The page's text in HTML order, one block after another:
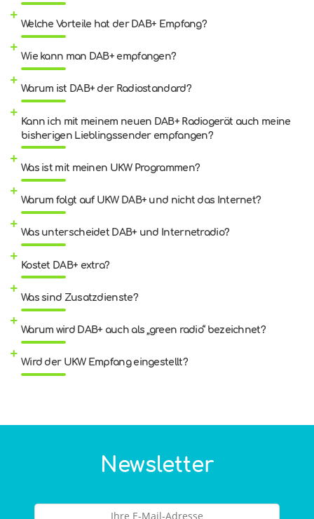
Welche Vorteile hat der DAB+ Empfang?
Wie kann man DAB+ empfangen?
Warum ist DAB+ der Radiostandard?
Kann ich mit meinem neuen DAB+ Radiogerät auch meine
bisherigen Lieblingssender empfangen?
Was ist mit meinen UKW Programmen?
Warum folgt auf UKW DAB+ und nicht das Internet?
Was unterscheidet DAB+ und Internetradio?
Kostet DAB+ extra?
Was sind Zusatzdienste?
Warum wird DAB+ auch als „green radio“ bezeichnet?
Wird der UKW Empfang eingestellt?
Newsletter